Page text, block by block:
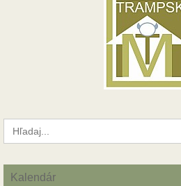
Search
for:
Kalendár